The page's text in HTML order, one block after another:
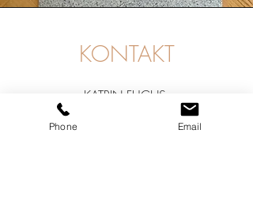
KONTAKT
KATRIN FUCHS
+49 151 175 888 01
Phone Email